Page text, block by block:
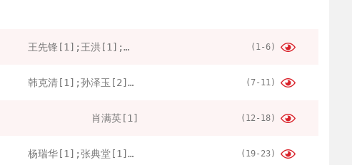
王先锋[1];王洪[1];刘力[1];王会[2] (1-6)
韩克清[1];孙泽玉[2];张辉[1,2] (7-11)
肖满英[1] (12-18)
杨瑞华[1];张典堂[1];孙洁[1] (19-23)